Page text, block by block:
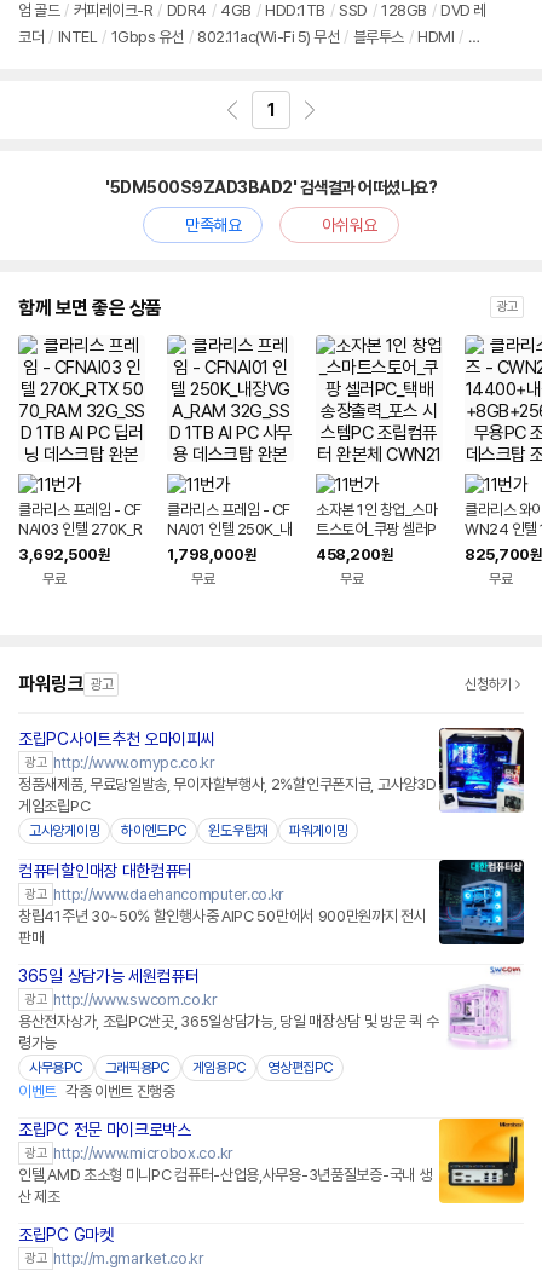
엄 골드 / 커피레이크-R / DDR4 / 4GB / HDD:1TB / SSD / 128GB / DVD 레
코더 / INTEL / 1Gbps 유선 / 802.11ac(Wi-Fi 5) 무선 / 블루투스 / HDMI / D-
1
'5DM500S9ZAD3BAD2' 검색결과 어떠셨나요?
만족해요
아쉬워요
함께 보면 좋은 상품 광고
클라리스 프레임 - CF
NAI03 인텔 270K_R
TX 5070_RAM 32
G_SSD 1TB AI PC
딥러닝 데스크탑 완본
3,692,500원
무료
클라리스 프레임 - CF
NAI01 인텔 250K_내
장VGA_RAM 32G_
SSD 1TB AI PC 사무
용 데스크탑 완본체 조
1,798,000원
무료
소자본 1인 창업_스마
트스토어_쿠팡 셀러P
C_택배 송장출력_포
스 시스템PC 조립컴퓨
터 완본체 CWN21
458,200원
무료
클라리스 와
WN24 인
+내장
56GB 사무
립PC 데스
825,700원
무료
파워링크 광고 신청하기
조립PC사이트추천 오마이피씨
광고 http://www.omypc.co.kr
정품새제품, 무료당일발송, 무이자할부행사, 2%할인쿠폰지급, 고사양3D
게임조립PC
고사양게이밍 하이엔드PC 윈도우탑재 파워게이밍
컴퓨터할인매장 대한컴퓨터
광고 http://www.daehancomputer.co.kr
창립41주년 30~50% 할인행사중 AIPC 50만에서 900만원까지 전시
판매
365일 상담가능 세원컴퓨터
광고 http://www.swcom.co.kr
용산전자상가, 조립PC싼곳, 365일상담가능, 당일 매장상담 및 방문 퀵 수
령가능
사무용PC 그래픽용PC 게임용PC 영상편집PC
이벤트 각종 이벤트 진행중
조립PC 전문 마이크로박스
광고 http://www.microbox.co.kr
인텔,AMD 초소형 미니PC 컴퓨터-산업용,사무용-3년품질보증-국내 생
산 제조
조립PC G마켓
광고 http://m.gmarket.co.kr